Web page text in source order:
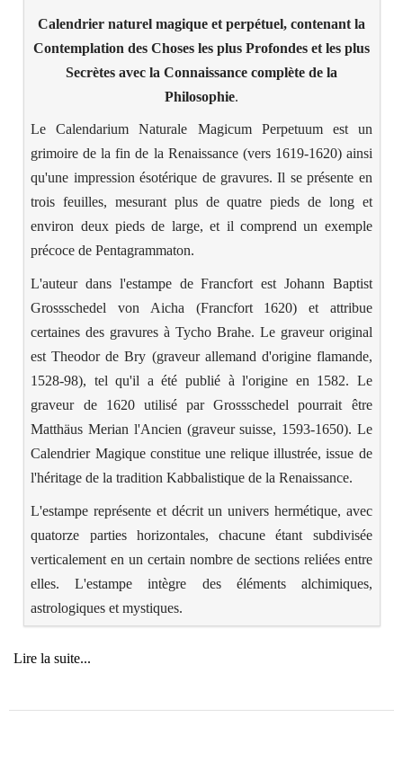
Calendrier naturel magique et perpétuel, contenant la
Contemplation des Choses les plus Profondes et les plus
Secrètes avec la Connaissance complète de la
Philosophie.
Le Calendarium Naturale Magicum Perpetuum est un
grimoire de la fin de la Renaissance (vers 1619-1620) ainsi
qu'une impression ésotérique de gravures. Il se présente en
trois feuilles, mesurant plus de quatre pieds de long et
environ deux pieds de large, et il comprend un exemple
précoce de Pentagrammaton.
L'auteur dans l'estampe de Francfort est Johann Baptist
Grossschedel von Aicha (Francfort 1620) et attribue
certaines des gravures à Tycho Brahe. Le graveur original
est Theodor de Bry (graveur allemand d'origine flamande,
1528-98), tel qu'il a été publié à l'origine en 1582. Le
graveur de 1620 utilisé par Grossschedel pourrait être
Matthäus Merian l'Ancien (graveur suisse, 1593-1650). Le
Calendrier Magique constitue une relique illustrée, issue de
l'héritage de la tradition Kabbalistique de la Renaissance.
L'estampe représente et décrit un univers hermétique, avec
quatorze parties horizontales, chacune étant subdivisée
verticalement en un certain nombre de sections reliées entre
elles. L'estampe intègre des éléments alchimiques,
astrologiques et mystiques.
Lire la suite...